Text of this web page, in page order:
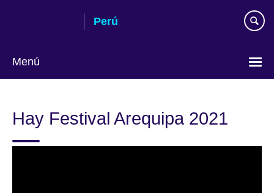
Perú
Menú
language
Hay Festival Arequipa 2021